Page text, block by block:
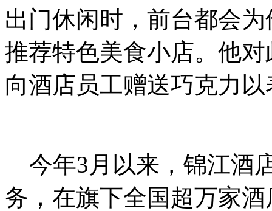
出门休闲时，前台都会
推荐特色美食小店。他
向酒店员工赠送巧克力
今年3月以来，锦江酒
务，在旗下全国超万家